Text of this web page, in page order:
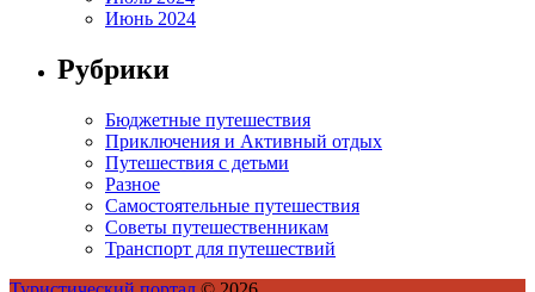
Июнь 2024
Рубрики
Бюджетные путешествия
Приключения и Активный отдых
Путешествия с детьми
Разное
Самостоятельные путешествия
Советы путешественникам
Транспорт для путешествий